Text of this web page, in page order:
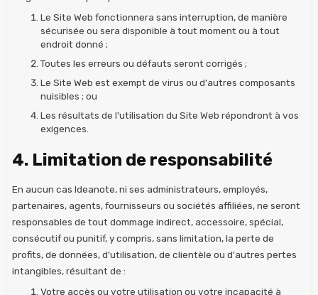
Le Site Web fonctionnera sans interruption, de manière
sécurisée ou sera disponible à tout moment ou à tout
endroit donné ;
Toutes les erreurs ou défauts seront corrigés ;
Le Site Web est exempt de virus ou d'autres composants
nuisibles ; ou
Les résultats de l'utilisation du Site Web répondront à vos
exigences.
4. Limitation de responsabilité
En aucun cas Ideanote, ni ses administrateurs, employés,
partenaires, agents, fournisseurs ou sociétés affiliées, ne seront
responsables de tout dommage indirect, accessoire, spécial,
consécutif ou punitif, y compris, sans limitation, la perte de
profits, de données, d'utilisation, de clientèle ou d'autres pertes
intangibles, résultant de :
Votre accès ou votre utilisation ou votre incapacité à